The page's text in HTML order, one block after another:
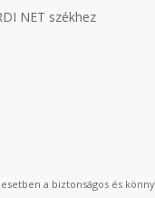
NET székhez
a biztonságos és